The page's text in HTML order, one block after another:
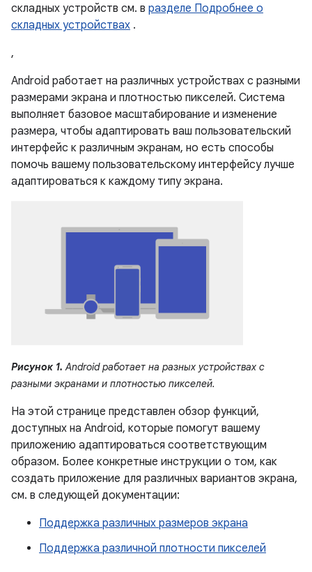
складных устройств см. в разделе Подробнее о
складных устройствах .
,
Android работает на различных устройствах с разными
размерами экрана и плотностью пикселей. Система
выполняет базовое масштабирование и изменение
размера, чтобы адаптировать ваш пользовательский
интерфейс к различным экранам, но есть способы
помочь вашему пользовательскому интерфейсу лучше
адаптироваться к каждому типу экрана.
Рисунок 1. Android работает на разных устройствах с
разными экранами и плотностью пикселей.
На этой странице представлен обзор функций,
доступных на Android, которые помогут вашему
приложению адаптироваться соответствующим
образом. Более конкретные инструкции о том, как
создать приложение для различных вариантов экрана,
см. в следующей документации:
Поддержка различных размеров экрана
Поддержка различной плотности пикселей